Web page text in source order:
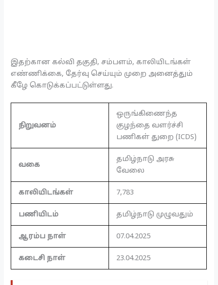
இதற்கான கல்வி தகுதி, சம்பளம், காலியிடங்கள்
எண்ணிக்கை, தேர்வு செய்யும் முறை அனைத்தும்
கீழே கொடுக்கப்பட்டுள்ளது.
நிறுவனம்
ஒருங்கிணைந்த
குழந்தை வளர்ச்சி
பணிகள் துறை (ICDS)
வகை
தமிழ்நாடு அரசு
வேலை
காலியிடங்கள் 7,783
பணியிடம் தமிழ்நாடு முழுவதும்
ஆரம்ப நாள் 07.04.2025
கடைசி நாள் 23.04.2025